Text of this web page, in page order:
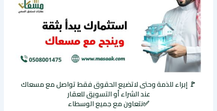
🚩 إبراء للذمة وحتى لاتضيع الحقوق فقط تواصل مع مسعاك
عند الشراء أو التسويق للعقار
✅نتعاون مع جميع الوسطاء